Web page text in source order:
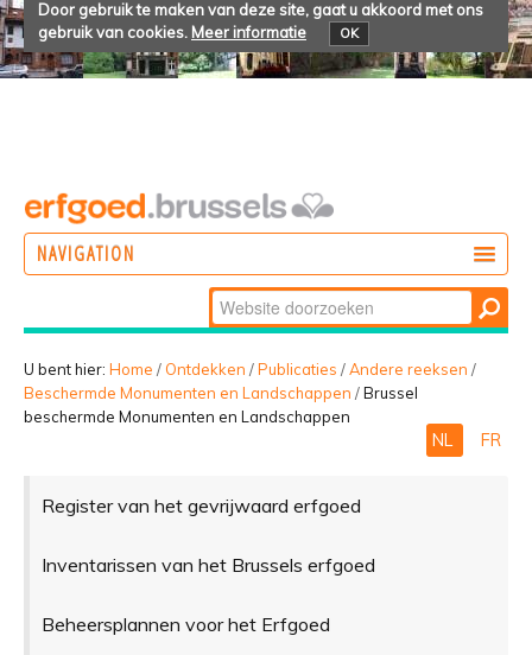
Door gebruik te maken van deze site, gaat u akkoord met ons
gebruik van cookies. Meer informatie OK
NAVIGATION
BELEVEN
Zoek
Geavanceerd
zoeken...
U bent hier: Home / Ontdekken /Publicaties /Andere reeksen /
Beschermde Monumenten en Landschappen /Brussel
beschermde Monumenten en Landschappen
NL FR
Register van het gevrijwaard erfgoed
Inventarissen van het Brussels erfgoed
Beheersplannen voor het Erfgoed